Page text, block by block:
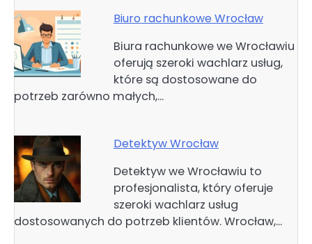
Biuro rachunkowe Wrocław
Biura rachunkowe we Wrocławiu
oferują szeroki wachlarz usług,
które są dostosowane do
potrzeb zarówno małych,…
Detektyw Wrocław
Detektyw we Wrocławiu to
profesjonalista, który oferuje
szeroki wachlarz usług
dostosowanych do potrzeb klientów. Wrocław,…